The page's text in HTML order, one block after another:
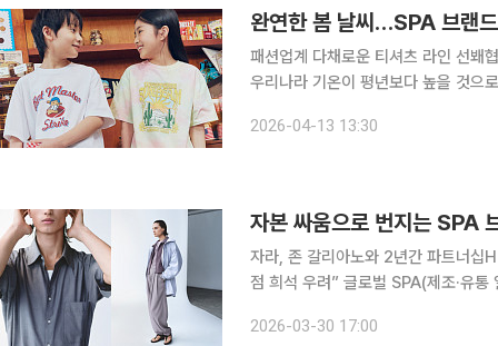
완연한 봄 날씨…SPA 브랜드
패션업계 다채로운 티셔츠 라인 선봬협업 및 기
우리나라 기온이 평년보다 높을 것으
브랜드는 평년보다 따뜻해진 날씨를
2026-04-13 13:30
자본 싸움으로 번지는 SPA
자라, 존 갈리아노와 2년간 파트너십
점 희석 우려” 글로벌 SPA(제조·유통 일원화) 브랜드 시장에서 호화 컬래버레이션(컬래버)를 통한
SPA 시장 균형이 깨질 수 있다는 우
2026-03-30 17:00